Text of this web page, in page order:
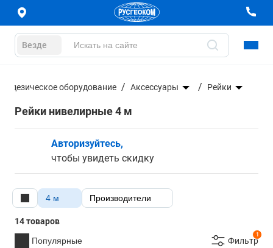
Везде
оборудование Аксессуары Рейки
Рейки нивелирные 4 м
Авторизуйтесь,
чтобы увидеть скидку
4 м Производители
14 товаров
Популярные
1
Фильтр